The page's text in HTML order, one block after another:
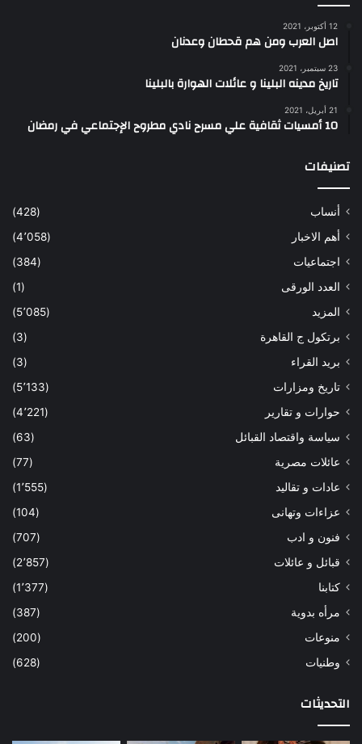
12 أكتوبر، 2021
اصل العرب ومن هم قحطان وعدنان
23 سبتمبر، 2021
تاريخ مدينه البلينا و عائلات الهوارة بالبلينا
21 أبريل، 2021
10 أمسيات ثقافية علي مسرح نادي مطروح الإجتماعي في رمضان
تصنيفات
أنساب
(428)
أهم الاخبار
(4٬058)
اجتماعيات
(384)
العدد الورقى
(1)
المزيد
(5٬085)
برتكول ج القاهرة
(3)
بريد القراء
(3)
تاريخ ومزارات
(5٬133)
حوارات و تقارير
(4٬221)
سياسة واقتصاد القبائل
(63)
عائلات مصرية
(77)
عادات و تقاليد
(1٬555)
عزاءات وتهانى
(104)
فنون و ادب
(707)
قبائل و عائلات
(2٬857)
كتابنا
(1٬377)
مرأه بدوية
(387)
منوعات
(200)
وطنيات
(628)
التحديثات